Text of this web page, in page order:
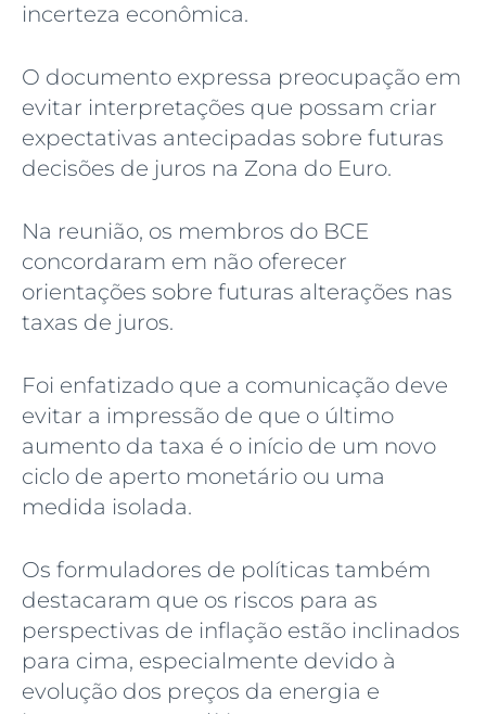
incerteza econômica.
O documento expressa preocupação em
evitar interpretações que possam criar
expectativas antecipadas sobre futuras
decisões de juros na Zona do Euro.
Na reunião, os membros do BCE
concordaram em não oferecer
orientações sobre futuras alterações nas
taxas de juros.
Foi enfatizado que a comunicação deve
evitar a impressão de que o último
aumento da taxa é o início de um novo
ciclo de aperto monetário ou uma
medida isolada.
Os formuladores de políticas também
destacaram que os riscos para as
perspectivas de inflação estão inclinados
para cima, especialmente devido à
evolução dos preços da energia e